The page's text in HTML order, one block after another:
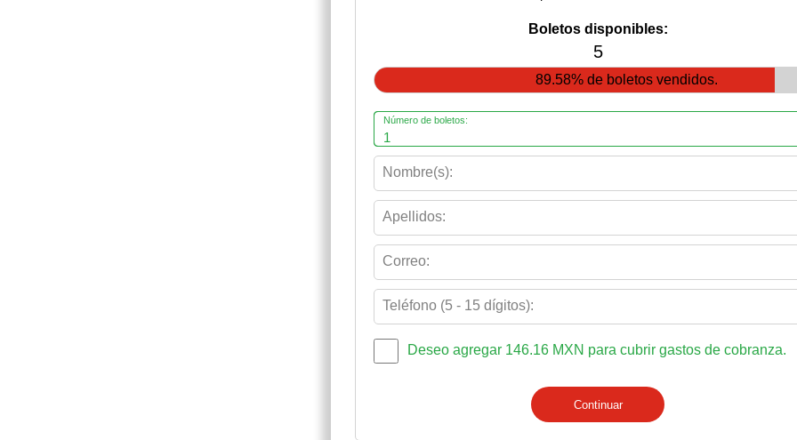
Boletos disponibles:
5
89.58% de boletos vendidos.
Número de boletos:
Nombre(s):
Apellidos:
Correo:
Teléfono (5 - 15 dígitos):
Deseo agregar 146.16 MXN para cubrir gastos de cobranza.
Continuar